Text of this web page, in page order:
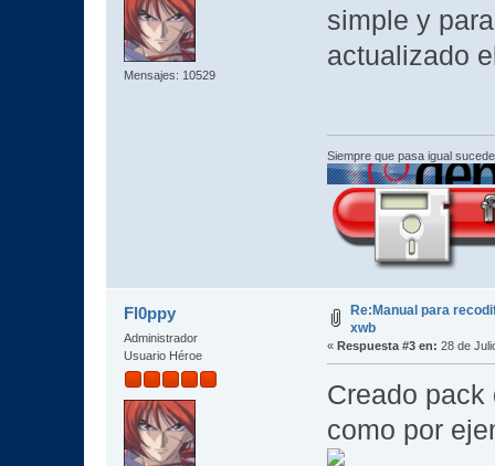
Mensajes: 10529
simple y
actualizado
Siempre que pasa igual
Fl0ppy
Administrador
Usuario Héroe
Re:Manual para
xwb
« Respuesta #3 en: 28 de
Creado
como por